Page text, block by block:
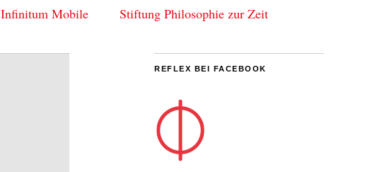
Infinitum Mobile Stiftung Philosophie zur Zeit
REFLEX BEI FACEBOOK